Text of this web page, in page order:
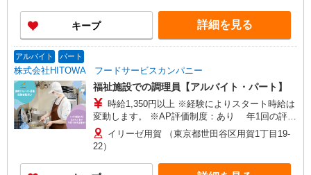
キープ 詳細を見る
アルバイト パート
株式会社HITOWA フードサービスカンパニー
福祉施設での調理員【アルバイト・パート】
時給1,350円以上 ※経験によりスタート時給は
変動します。 ※AP評価制度：あり 年1回の評価
により時給を見直します。 ※アルバイト賞与（寸
志）：あり 年2回。勤続年数により金額UP。
イリーゼ用賀 （東京都世田谷区用賀1丁目19-
22）